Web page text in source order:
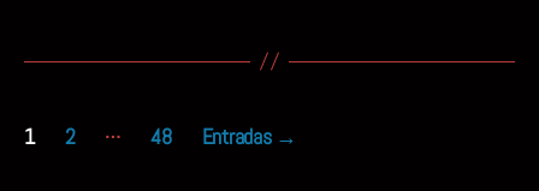
Paginación
1 2 … 48 Entradas →